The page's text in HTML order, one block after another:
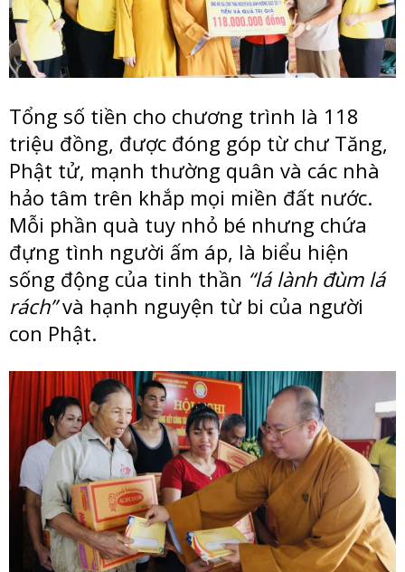
Tổng số tiền cho chương trình là 118
triệu đồng, được đóng góp từ chư Tăng,
Phật tử, mạnh thường quân và các nhà
hảo tâm trên khắp mọi miền đất nước.
Mỗi phần quà tuy nhỏ bé nhưng chứa
đựng tình người ấm áp, là biểu hiện
sống động của tinh thần “lá lành đùm lá
rách”và hạnh nguyện từ bi của người
con Phật.